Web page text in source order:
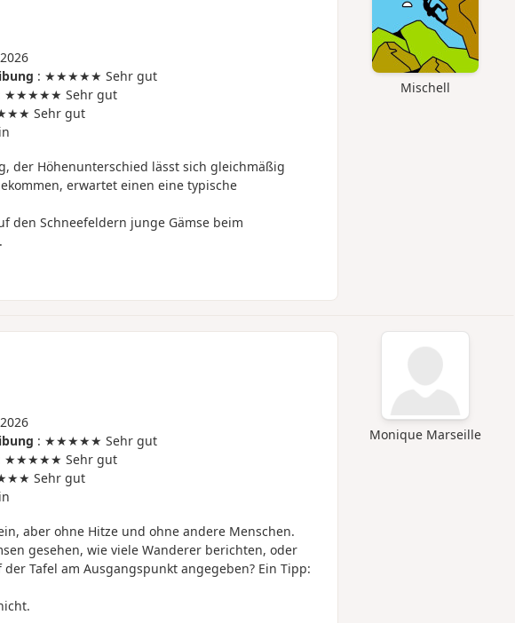
Mischell
: ★★★★★ Sehr gut
Sehr gut
Sehr gut
der Höhenunterschied lässt sich gleichmäßig
erwartet einen eine typische
den Schneefeldern junge Gämse beim
Monique Marseille
: ★★★★★ Sehr gut
Sehr gut
Sehr gut
aber ohne Hitze und ohne andere Menschen.
gesehen, wie viele Wanderer berichten, oder
Tafel am Ausgangspunkt angegeben? Ein Tipp: